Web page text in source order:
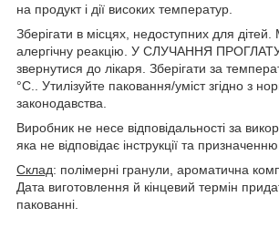
на продукт і дії високих температур.
Зберігати в місцях, недоступних для
алергічну реакцію. У СЛУЧАННЯ
звернутися до лікаря. Зберігати за
°C.. Утилізуйте паковання/уміст згідно з
законодавства.
Виробник не несе відповідальності за
яка не відповідає інструкції та призначенню.
Склад: полімерні гранули, ароматична
Дата виготовлення й кінцевий термін
пакованні.